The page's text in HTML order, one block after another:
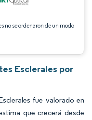
no se ordenaron de un modo
Esclerales por
fue valorado en
que crecerá desde